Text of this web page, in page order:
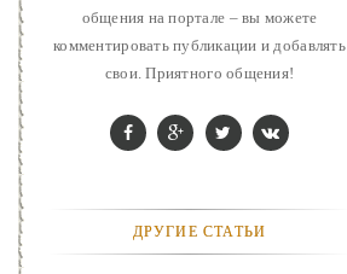
общения на портале – вы можете
комментировать публикации и добавлять
свои. Приятного общения!
ДРУГИЕ СТАТЬИ